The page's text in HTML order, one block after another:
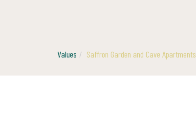
Values Saffron Garden and Cave Apartments